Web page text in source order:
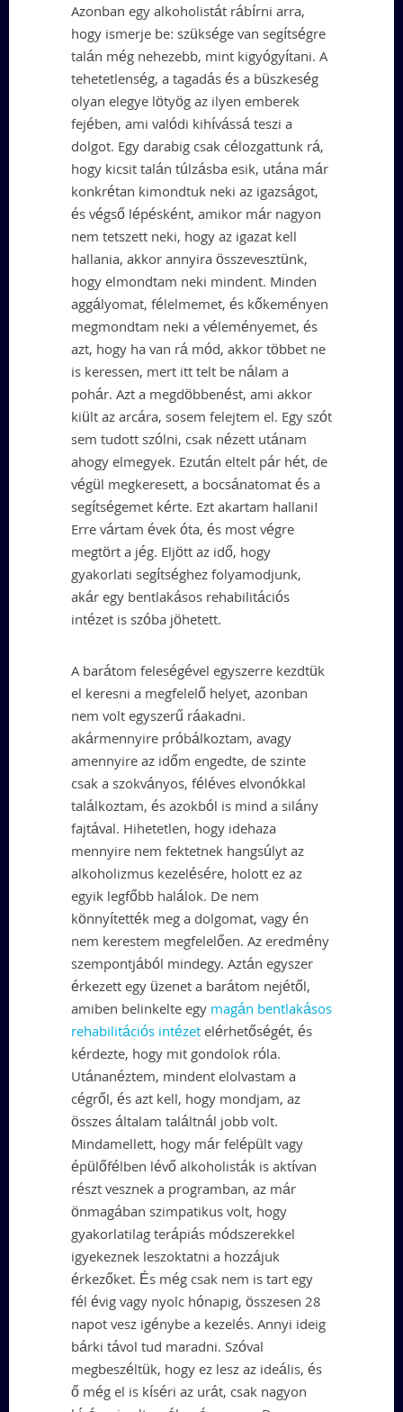
Azonban egy alkoholistát rábírni arra,
hogy ismerje be: szüksége van segítségre
talán még nehezebb, mint kigyógyítani. A
tehetetlenség, a tagadás és a büszkeség
olyan elegye lötyög az ilyen emberek
fejében, ami valódi kihívássá teszi a
dolgot. Egy darabig csak célozgattunk rá,
hogy kicsit talán túlzásba esik, utána már
konkrétan kimondtuk neki az igazságot,
és végső lépésként, amikor már nagyon
nem tetszett neki, hogy az igazat kell
hallania, akkor annyira összevesztünk,
hogy elmondtam neki mindent. Minden
aggályomat, félelmemet, és kőkeményen
megmondtam neki a véleményemet, és
azt, hogy ha van rá mód, akkor többet ne
is keressen, mert itt telt be nálam a
pohár. Azt a megdöbbenést, ami akkor
kiült az arcára, sosem felejtem el. Egy szót
sem tudott szólni, csak nézett utánam
ahogy elmegyek. Ezután eltelt pár hét, de
végül megkeresett, a bocsánatomat és a
segítségemet kérte. Ezt akartam hallani!
Erre vártam évek óta, és most végre
megtört a jég. Eljött az idő, hogy
gyakorlati segítséghez folyamodjunk,
akár egy bentlakásos rehabilitációs
intézet is szóba jöhetett.
A barátom feleségével egyszerre kezdtük
el keresni a megfelelő helyet, azonban
nem volt egyszerű ráakadni.
akármennyire próbálkoztam, avagy
amennyire az időm engedte, de szinte
csak a szokványos, féléves elvonókkal
találkoztam, és azokból is mind a silány
fajtával. Hihetetlen, hogy idehaza
mennyire nem fektetnek hangsúlyt az
alkoholizmus kezelésére, holott ez az
egyik legfőbb halálok. De nem
könnyítették meg a dolgomat, vagy én
nem kerestem megfelelően. Az eredmény
szempontjából mindegy. Aztán egyszer
érkezett egy üzenet a barátom nejétől,
amiben belinkelte egymagán bentlakásos
rehabilitációs intézetelérhetőségét, és
kérdezte, hogy mit gondolok róla.
Utánanéztem, mindent elolvastam a
cégről, és azt kell, hogy mondjam, az
összes általam találtnál jobb volt.
Mindamellett, hogy már felépült vagy
épülőfélben lévő alkoholisták is aktívan
részt vesznek a programban, az már
önmagában szimpatikus volt, hogy
gyakorlatilag terápiás módszerekkel
igyekeznek leszoktatni a hozzájuk
érkezőket. És még csak nem is tart egy
fél évig vagy nyolc hónapig, összesen 28
napot vesz igénybe a kezelés. Annyi ideig
bárki távol tud maradni. Szóval
megbeszéltük, hogy ez lesz az ideális, és
ő még el is kíséri az urát, csak nagyon